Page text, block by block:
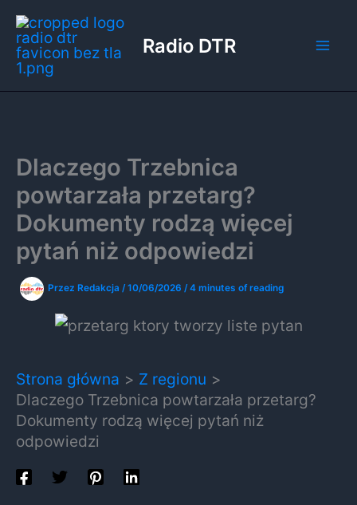
Przejdź
do
treści
Radio DTR
Dlaczego Trzebnica
powtarzała przetarg?
Dokumenty rodzą więcej
pytań niż odpowiedzi
Przez Redakcja /10/06/2026 /4 minutes of reading
Strona główna
Z regionu
Dlaczego Trzebnica powtarzała przetarg?
Dokumenty rodzą więcej pytań niż
odpowiedzi